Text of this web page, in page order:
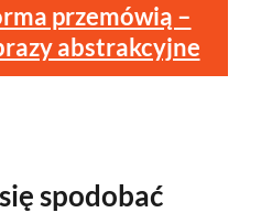
przemówią –
abstrakcyjne
spodobać